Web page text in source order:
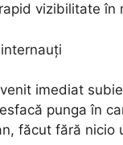
vizibilitate în
imediat
punga în
făcut fără